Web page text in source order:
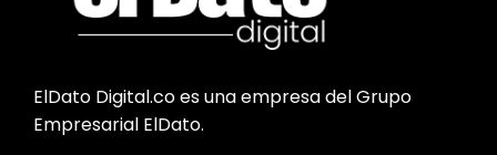
ElDato Digital.co es una empresa del Grupo
Empresarial ElDato.